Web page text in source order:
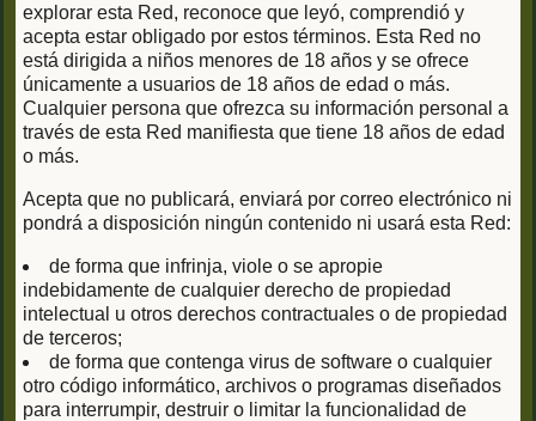
explorar esta Red, reconoce que leyó, comprendió y
acepta estar obligado por estos términos. Esta Red no
está dirigida a niños menores de 18 años y se ofrece
únicamente a usuarios de 18 años de edad o más.
Cualquier persona que ofrezca su información personal a
través de esta Red manifiesta que tiene 18 años de edad
o más.
Acepta que no publicará, enviará por correo electrónico ni
pondrá a disposición ningún contenido ni usará esta Red:
de forma que infrinja, viole o se apropie
indebidamente de cualquier derecho de propiedad
intelectual u otros derechos contractuales o de propiedad
de terceros;
de forma que contenga virus de software o cualquier
otro código informático, archivos o programas diseñados
para interrumpir, destruir o limitar la funcionalidad de